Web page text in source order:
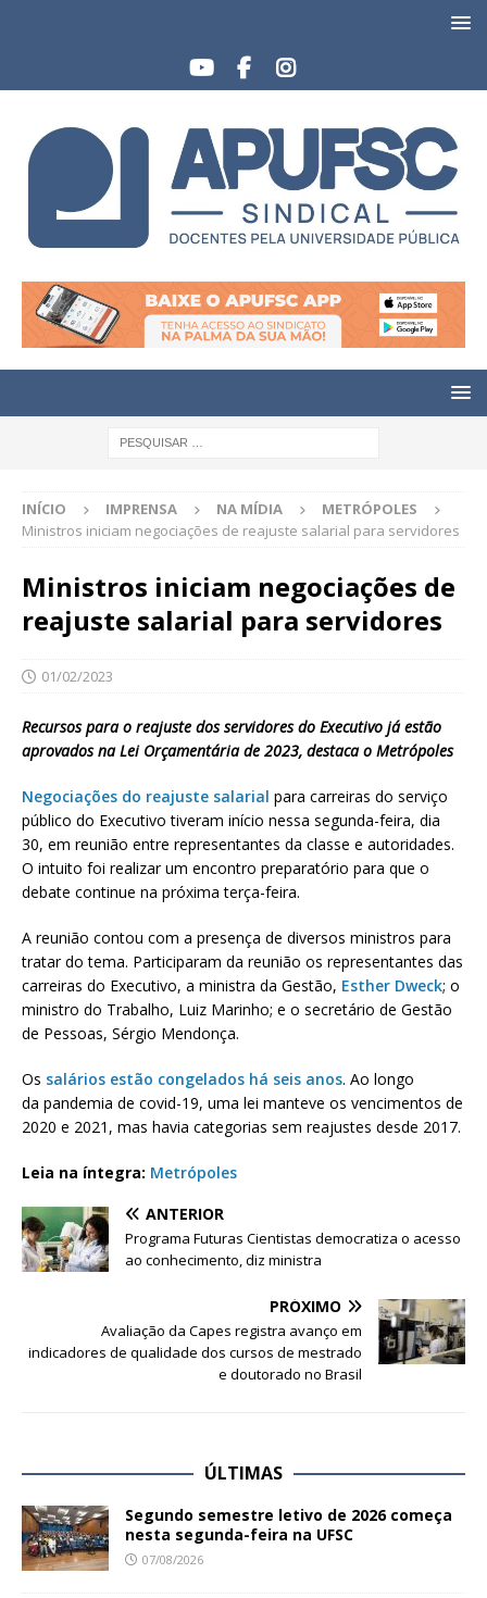
INÍCIO IMPRENSA NA MÍDIA
METRÓPOLES
Ministros iniciam negociações de reajuste salarial para servidores
Ministros iniciam negociações de
reajuste salarial para servidores
01/02/2023
Recursos para o reajuste dos servidores do Executivo já estão
aprovados na Lei Orçamentária de 2023, destaca o Metrópoles
Negociações do reajuste salarial para carreiras do serviço
público do Executivo tiveram início nessa segunda-feira, dia
30, em reunião entre representantes da classe e autoridades.
O intuito foi realizar um encontro preparatório para que o
debate continue na próxima terça-feira.
A reunião contou com a presença de diversos ministros para
tratar do tema. Participaram da reunião os representantes das
carreiras do Executivo, a ministra da Gestão, Esther Dweck; o
ministro do Trabalho, Luiz Marinho; e o secretário de Gestão
de Pessoas, Sérgio Mendonça.
Os salários estão congelados há seis anos. Ao longo
da pandemia de covid-19, uma lei manteve os vencimentos de
2020 e 2021, mas havia categorias sem reajustes desde 2017.
Leia na íntegra: Metrópoles
ANTERIOR
Programa Futuras Cientistas democratiza o acesso
ao conhecimento, diz ministra
PRÓXIMO
Avaliação da Capes registra avanço em
indicadores de qualidade dos cursos de mestrado
e doutorado no Brasil
ÚLTIMAS
Segundo semestre letivo de 2026 começa
nesta segunda-feira na UFSC
07/08/2026